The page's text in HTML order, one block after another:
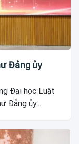
Đảng ủy
Đại học Luật
Đảng ủy...